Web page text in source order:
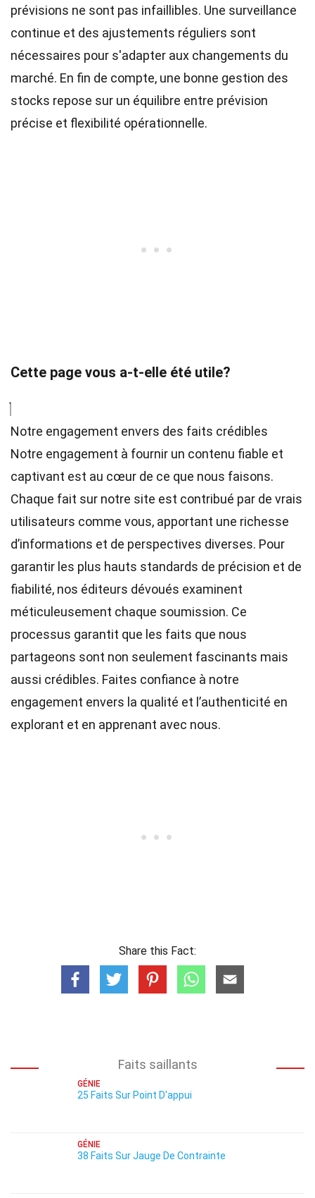
prévisions ne sont pas infaillibles. Une surveillance
continue et des ajustements réguliers sont
nécessaires pour s'adapter aux changements du
marché. En fin de compte, une bonne gestion des
stocks repose sur un équilibre entre prévision
précise et flexibilité opérationnelle.
Cette page vous a-t-elle été utile?
Notre engagement envers des faits crédibles
Notre engagement à fournir un contenu fiable et
captivant est au cœur de ce que nous faisons.
Chaque fait sur notre site est contribué par de vrais
utilisateurs comme vous, apportant une richesse
d’informations et de perspectives diverses. Pour
garantir les plus hauts standards de précision et de
fiabilité, nos éditeurs dévoués examinent
méticuleusement chaque soumission. Ce
processus garantit que les faits que nous
partageons sont non seulement fascinants mais
aussi crédibles. Faites confiance à notre
engagement envers la qualité et l’authenticité en
explorant et en apprenant avec nous.
Share this Fact:
Faits saillants
GÉNIE
25 Faits Sur Point D'appui
GÉNIE
38 Faits Sur Jauge De Contrainte